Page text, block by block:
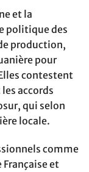
et la
politique des
production,
pour
contestent
accords
qui selon
locale.
comme
et